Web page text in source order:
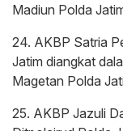
Madiun Polda
24. AKBP Satria
Jatim diangkat
Magetan Polda
25. AKBP Jazuli